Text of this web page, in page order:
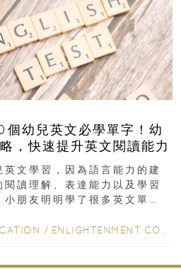
個幼兒英文必學單字！幼
，快速提升英文閱讀能力
文學習，因為語言能力的建
讀理解、表達能力以及學習
朋友明明學了很多英文單
/ ENLIGHTENMENT CORNER